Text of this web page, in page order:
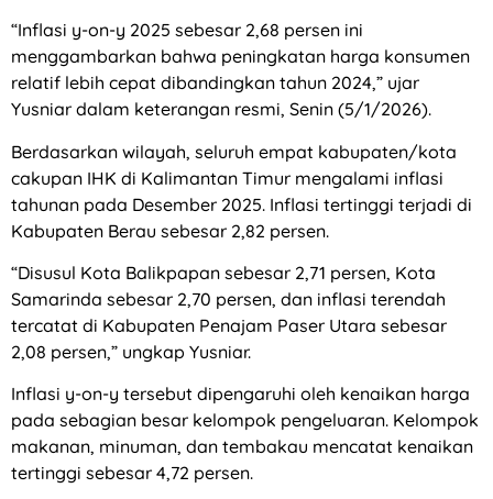
“Inflasi y-on-y 2025 sebesar 2,68 persen ini
menggambarkan bahwa peningkatan harga konsumen
relatif lebih cepat dibandingkan tahun 2024,” ujar
Yusniar dalam keterangan resmi, Senin (5/1/2026).
Berdasarkan wilayah, seluruh empat kabupaten/kota
cakupan IHK di Kalimantan Timur mengalami inflasi
tahunan pada Desember 2025. Inflasi tertinggi terjadi di
Kabupaten Berau sebesar 2,82 persen.
“Disusul Kota Balikpapan sebesar 2,71 persen, Kota
Samarinda sebesar 2,70 persen, dan inflasi terendah
tercatat di Kabupaten Penajam Paser Utara sebesar
2,08 persen,” ungkap Yusniar.
Inflasi y-on-y tersebut dipengaruhi oleh kenaikan harga
pada sebagian besar kelompok pengeluaran. Kelompok
makanan, minuman, dan tembakau mencatat kenaikan
tertinggi sebesar 4,72 persen.